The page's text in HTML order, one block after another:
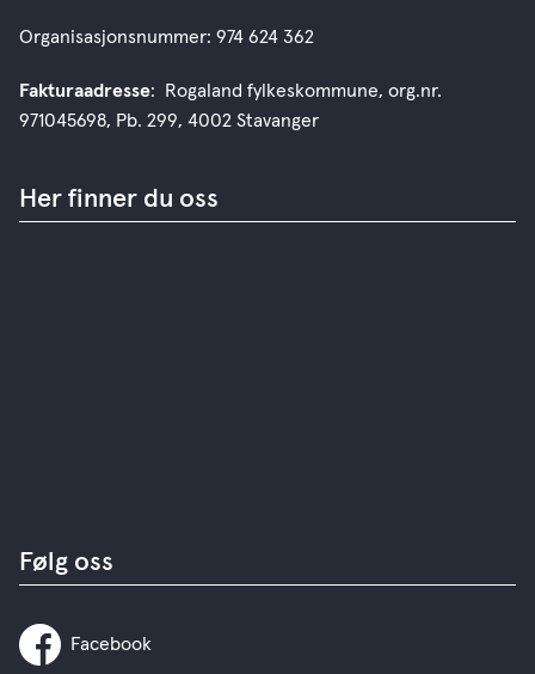
Organisasjonsnummer: 974 624 362
Fakturaadresse: Rogaland fylkeskommune, org.nr.
971045698, Pb. 299, 4002 Stavanger
Her finner du oss
Følg oss
Facebook